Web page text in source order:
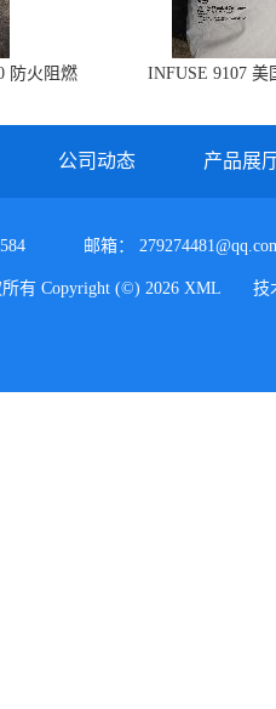
防火阻燃
INFUSE 9107 美
公司动态 产品展
邮箱：
有 Copyright (©) 2026 XML 技